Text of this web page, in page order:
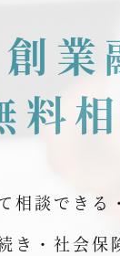
業
料
相談できる
き・社会保